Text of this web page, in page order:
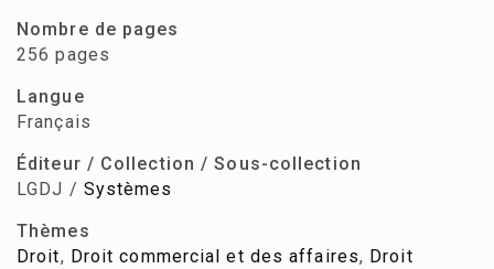
Nombre de pages
256 pages
Langue
Français
Éditeur / Collection / Sous-collection
LGDJ / Systèmes
Thèmes
Droit, Droit commercial et des affaires, Droit